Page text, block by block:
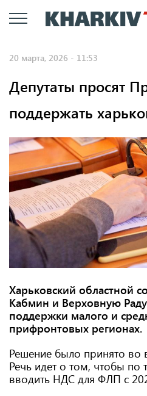
к
20 марта, 2026 - 11:53
Депутаты просят
поддержать
Харьковский областной
Кабмин и Верховную
поддержки малого и
прифронтовых регионах.
Решение было принято во
Речь идет о том, чтобы
вводить НДС для ФЛП с